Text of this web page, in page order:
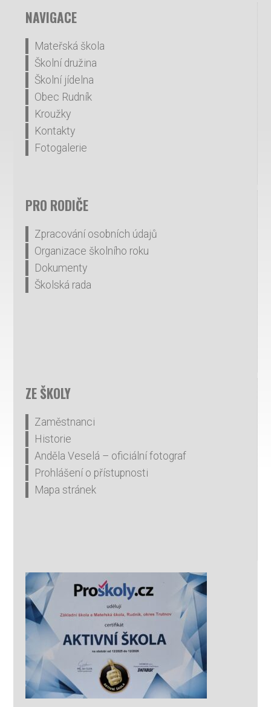
NAVIGACE
Mateřská škola
Školní družina
Školní jídelna
Obec Rudník
Kroužky
Kontakty
Fotogalerie
PRO RODIČE
Zpracování osobních údajů
Organizace školního roku
Dokumenty
Školská rada
ZE ŠKOLY
Zaměstnanci
Historie
Anděla Veselá – oficiální fotograf
Prohlášení o přístupnosti
Mapa stránek